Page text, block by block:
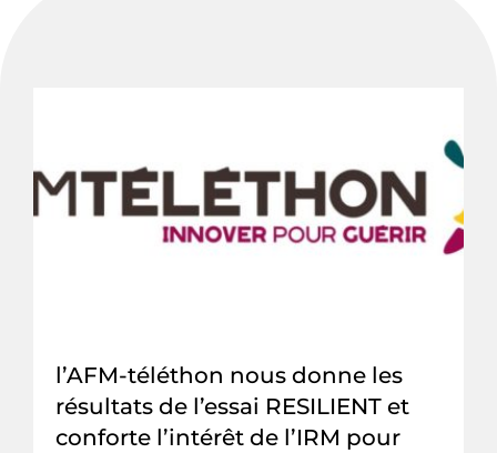
l’AFM-téléthon nous donne les
résultats de l’essai RESILIENT et
conforte l’intérêt de l’IRM pour